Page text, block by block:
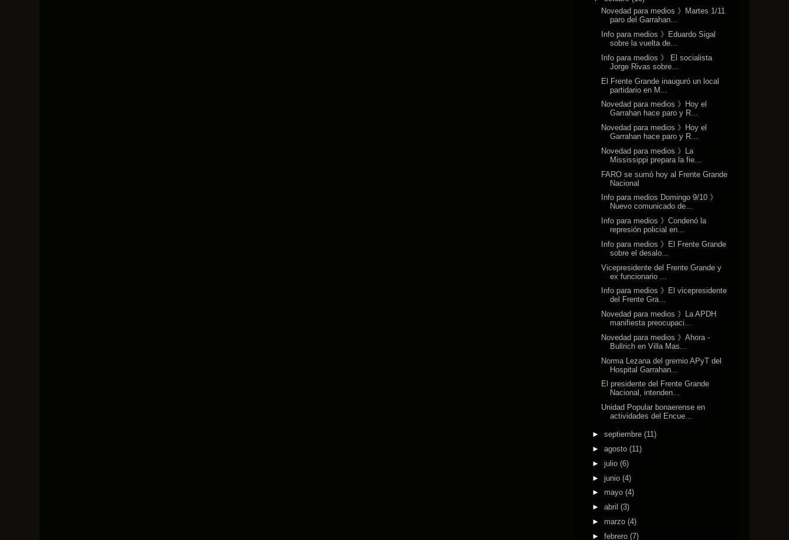
Novedad para medios 》Martes 1/11
paro del Garrahan...
Info para medios 》Eduardo Sigal
sobre la vuelta de...
Info para medios 》 El socialista
Jorge Rivas sobre...
El Frente Grande inauguró un local
partidario en M...
Novedad para medios 》Hoy el
Garrahan hace paro y R...
Novedad para medios 》Hoy el
Garrahan hace paro y R...
Novedad para medios 》La
Mississippi prepara la fie...
FARO se sumó hoy al Frente Grande
Nacional
Info para medios Domingo 9/10 》
Nuevo comunicado de...
Info para medios 》Condenó la
represión policial en...
Info para medios 》El Frente Grande
sobre el desalo...
Vicepresidente del Frente Grande y
ex funcionario ...
Info para medios 》El vicepresidente
del Frente Gra...
Novedad para medios 》La APDH
manifiesta preocupaci...
Novedad para medios 》Ahora -
Bullrich en Villa Mas...
Norma Lezana del gremio APyT del
Hospital Garrahan...
El presidente del Frente Grande
Nacional, intenden...
Unidad Popular bonaerense en
actividades del Encue...
► septiembre (11)
► agosto (11)
► julio (6)
► junio (4)
► mayo (4)
► abril (3)
► marzo (4)
► febrero (7)